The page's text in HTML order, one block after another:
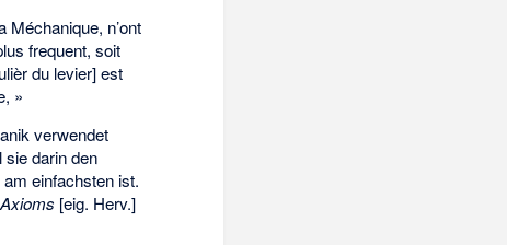
n’ont
frequent, soit
du levier] est
»
verwendet
sie darin den
einfachsten ist.
[eig. Herv.]